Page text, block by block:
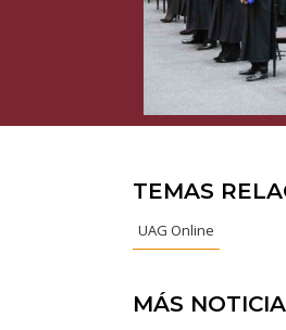
TEMAS
UAG Online
MÁS